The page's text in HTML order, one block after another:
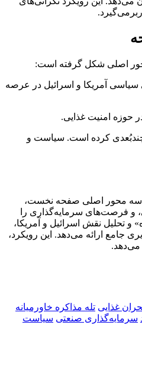
اصلی شکل گرفته است:
آمریکا و اسرائیل در عرصه
حوزه امنیت غذایی.
چندبُعدی کرده است. سیاست و
سه محور اصلی صفحه نخست،
و فرصت‌های سرمایه‌گذاری را
و تحلیل نقش اسرائیل و آمریکا،
جامع ارائه می‌دهد. این رویکرد،
می‌دهد.
غذایی تله مذاکره خاورمیانه
سرمایه‌گذاری صنعتی سیاست